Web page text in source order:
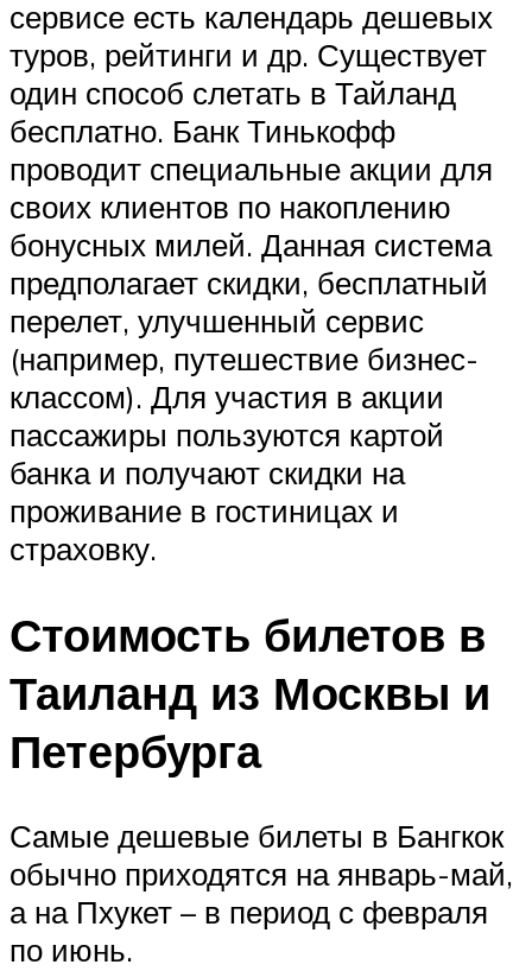
сервисе есть календарь дешевых
туров, рейтинги и др. Существует
один способ слетать в Тайланд
бесплатно. Банк Тинькофф
проводит специальные акции для
своих клиентов по накоплению
бонусных милей. Данная система
предполагает скидки, бесплатный
перелет, улучшенный сервис
(например, путешествие бизнес-
классом). Для участия в акции
пассажиры пользуются картой
банка и получают скидки на
проживание в гостиницах и
страховку.
Стоимость билетов в
Таиланд из Москвы и
Петербурга
Самые дешевые билеты в Бангкок
обычно приходятся на январь-май,
а на Пхукет – в период с февраля
по июнь.